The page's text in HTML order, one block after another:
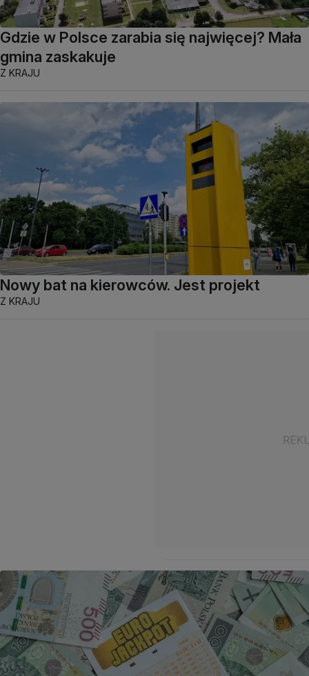
Gdzie w Polsce zarabia się najwięcej? Mała
gmina zaskakuje
Z KRAJU
Nowy bat na kierowców. Jest projekt
Z KRAJU